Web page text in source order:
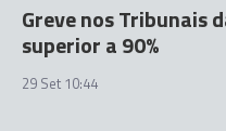
Greve nos Tribunais
superior a 90%
29 Set 10:44